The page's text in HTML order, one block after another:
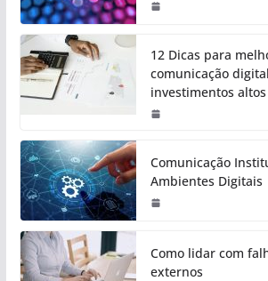
12 Dicas para
comunicação
investimentos altos
Comunicação
Ambientes Digitais
Como lidar com
externos